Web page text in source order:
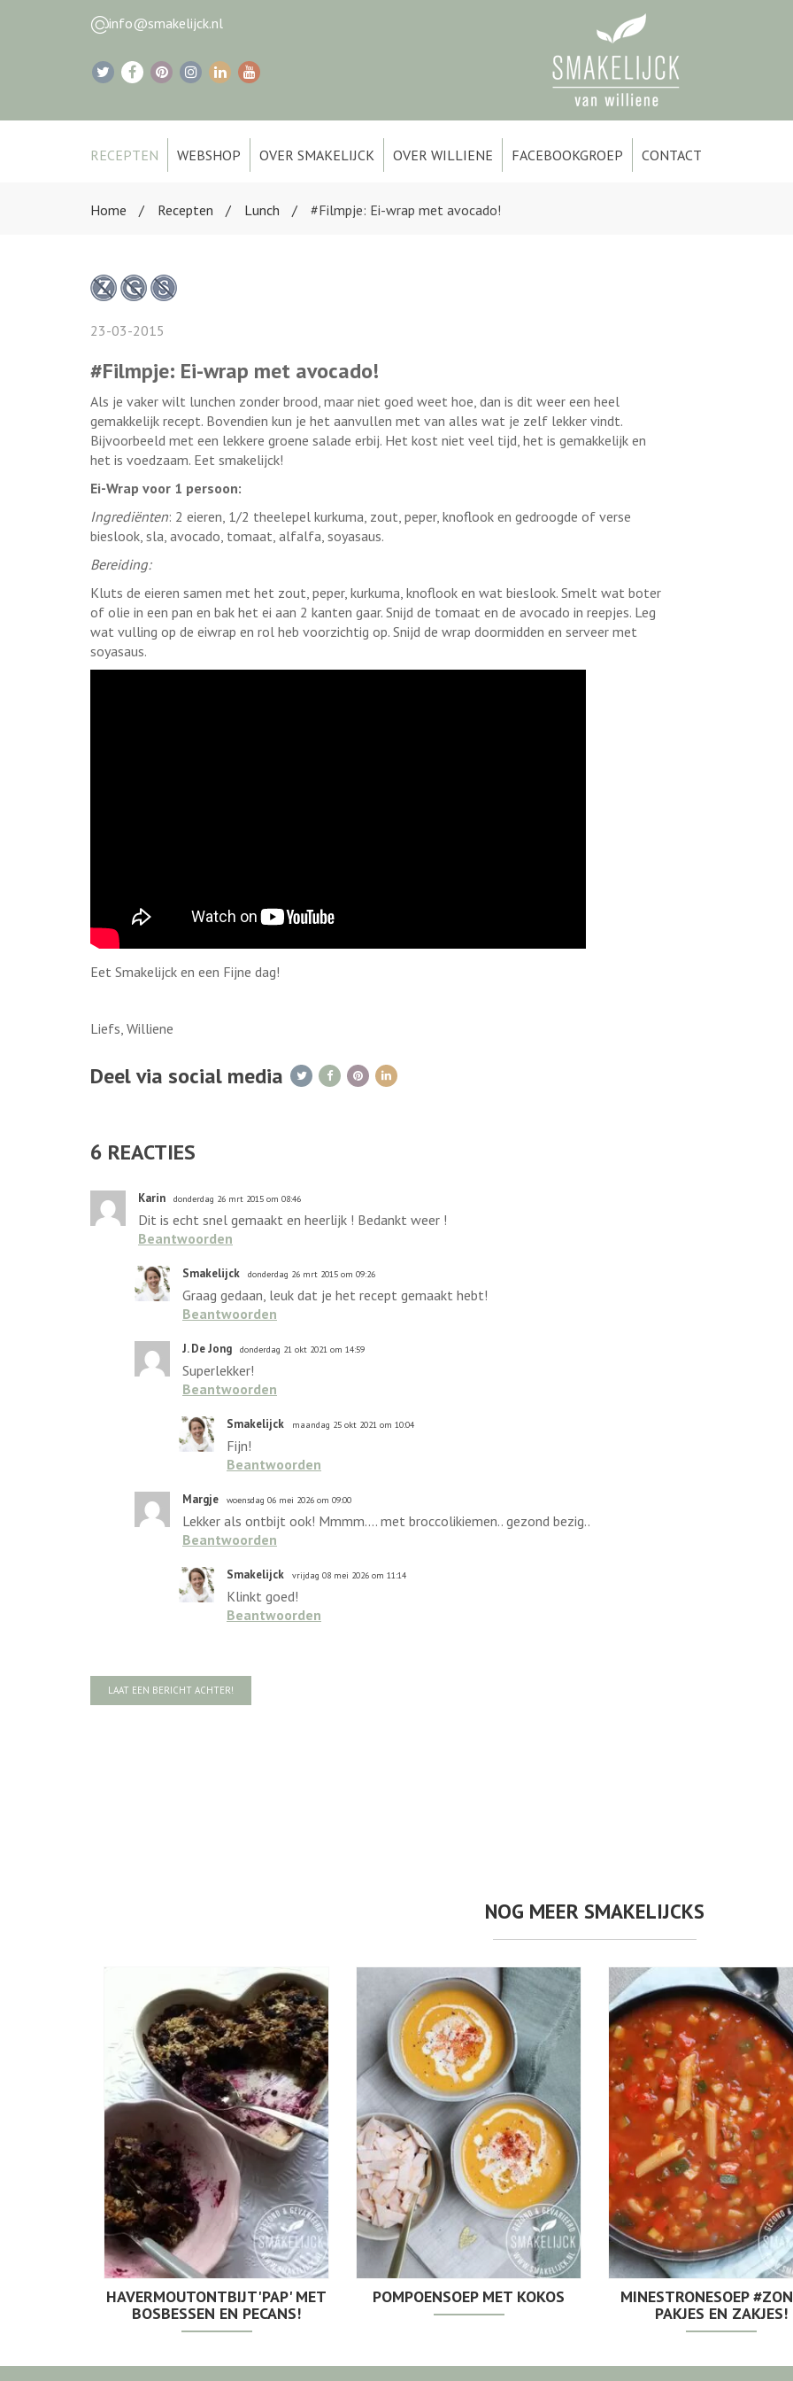
info@smakelijck.nl
RECEPTEN WEBSHOP OVER SMAKELIJCK OVER WILLIENE FACEBOOKGROEP CONTACT
Home Recepten Lunch #Filmpje: Ei-wrap met avocado!
23-03-2015
#Filmpje: Ei-wrap met avocado!
Als je vaker wilt lunchen zonder brood, maar niet goed weet hoe, dan is dit weer een heel
gemakkelijk recept. Bovendien kun je het aanvullen met van alles wat je zelf lekker vindt.
Bijvoorbeeld met een lekkere groene salade erbij. Het kost niet veel tijd, het is gemakkelijk en
het is voedzaam. Eet smakelijck!
Ei-Wrap voor 1 persoon:
Ingrediënten: 2 eieren, 1/2 theelepel kurkuma, zout, peper, knoflook en gedroogde of verse
bieslook, sla, avocado, tomaat, alfalfa, soyasaus.
Bereiding:
Kluts de eieren samen met het zout, peper, kurkuma, knoflook en wat bieslook. Smelt wat boter
of olie in een pan en bak het ei aan 2 kanten gaar. Snijd de tomaat en de avocado in reepjes. Leg
wat vulling op de eiwrap en rol heb voorzichtig op. Snijd de wrap doormidden en serveer met
soyasaus.
Eet Smakelijck en een Fijne dag!
Liefs, Williene
Deel via social media
6 REACTIES
Karin donderdag 26 mrt 2015 om 08:46
Dit is echt snel gemaakt en heerlijk ! Bedankt weer !
Beantwoorden
Smakelijck donderdag 26 mrt 2015 om 09:26
Graag gedaan, leuk dat je het recept gemaakt hebt!
Beantwoorden
J. De Jong donderdag 21 okt 2021 om 14:59
Superlekker!
Beantwoorden
Smakelijck maandag 25 okt 2021 om 10:04
Fijn!
Beantwoorden
Margje woensdag 06 mei 2026 om 09:00
Lekker als ontbijt ook! Mmmm.... met broccolikiemen.. gezond bezig..
Beantwoorden
Smakelijck vrijdag 08 mei 2026 om 11:14
Klinkt goed!
Beantwoorden
LAAT EEN BERICHT ACHTER!
NOG MEER SMAKELIJCKS
HAVERMOUTONTBIJT'PAP' MET
BOSBESSEN EN PECANS!
POMPOENSOEP MET KOKOS
MINESTRONESOEP
PAKJES EN ZAKJES!